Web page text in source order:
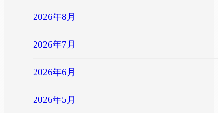
2026年8月
2026年7月
2026年6月
2026年5月